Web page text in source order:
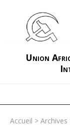
Union
Accueil > Archives